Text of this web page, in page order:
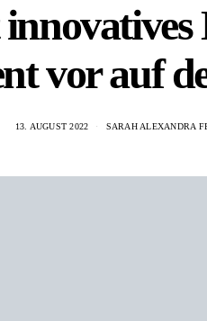
vor auf
13. AUGUST 2022 SARAH ALEXANDRA